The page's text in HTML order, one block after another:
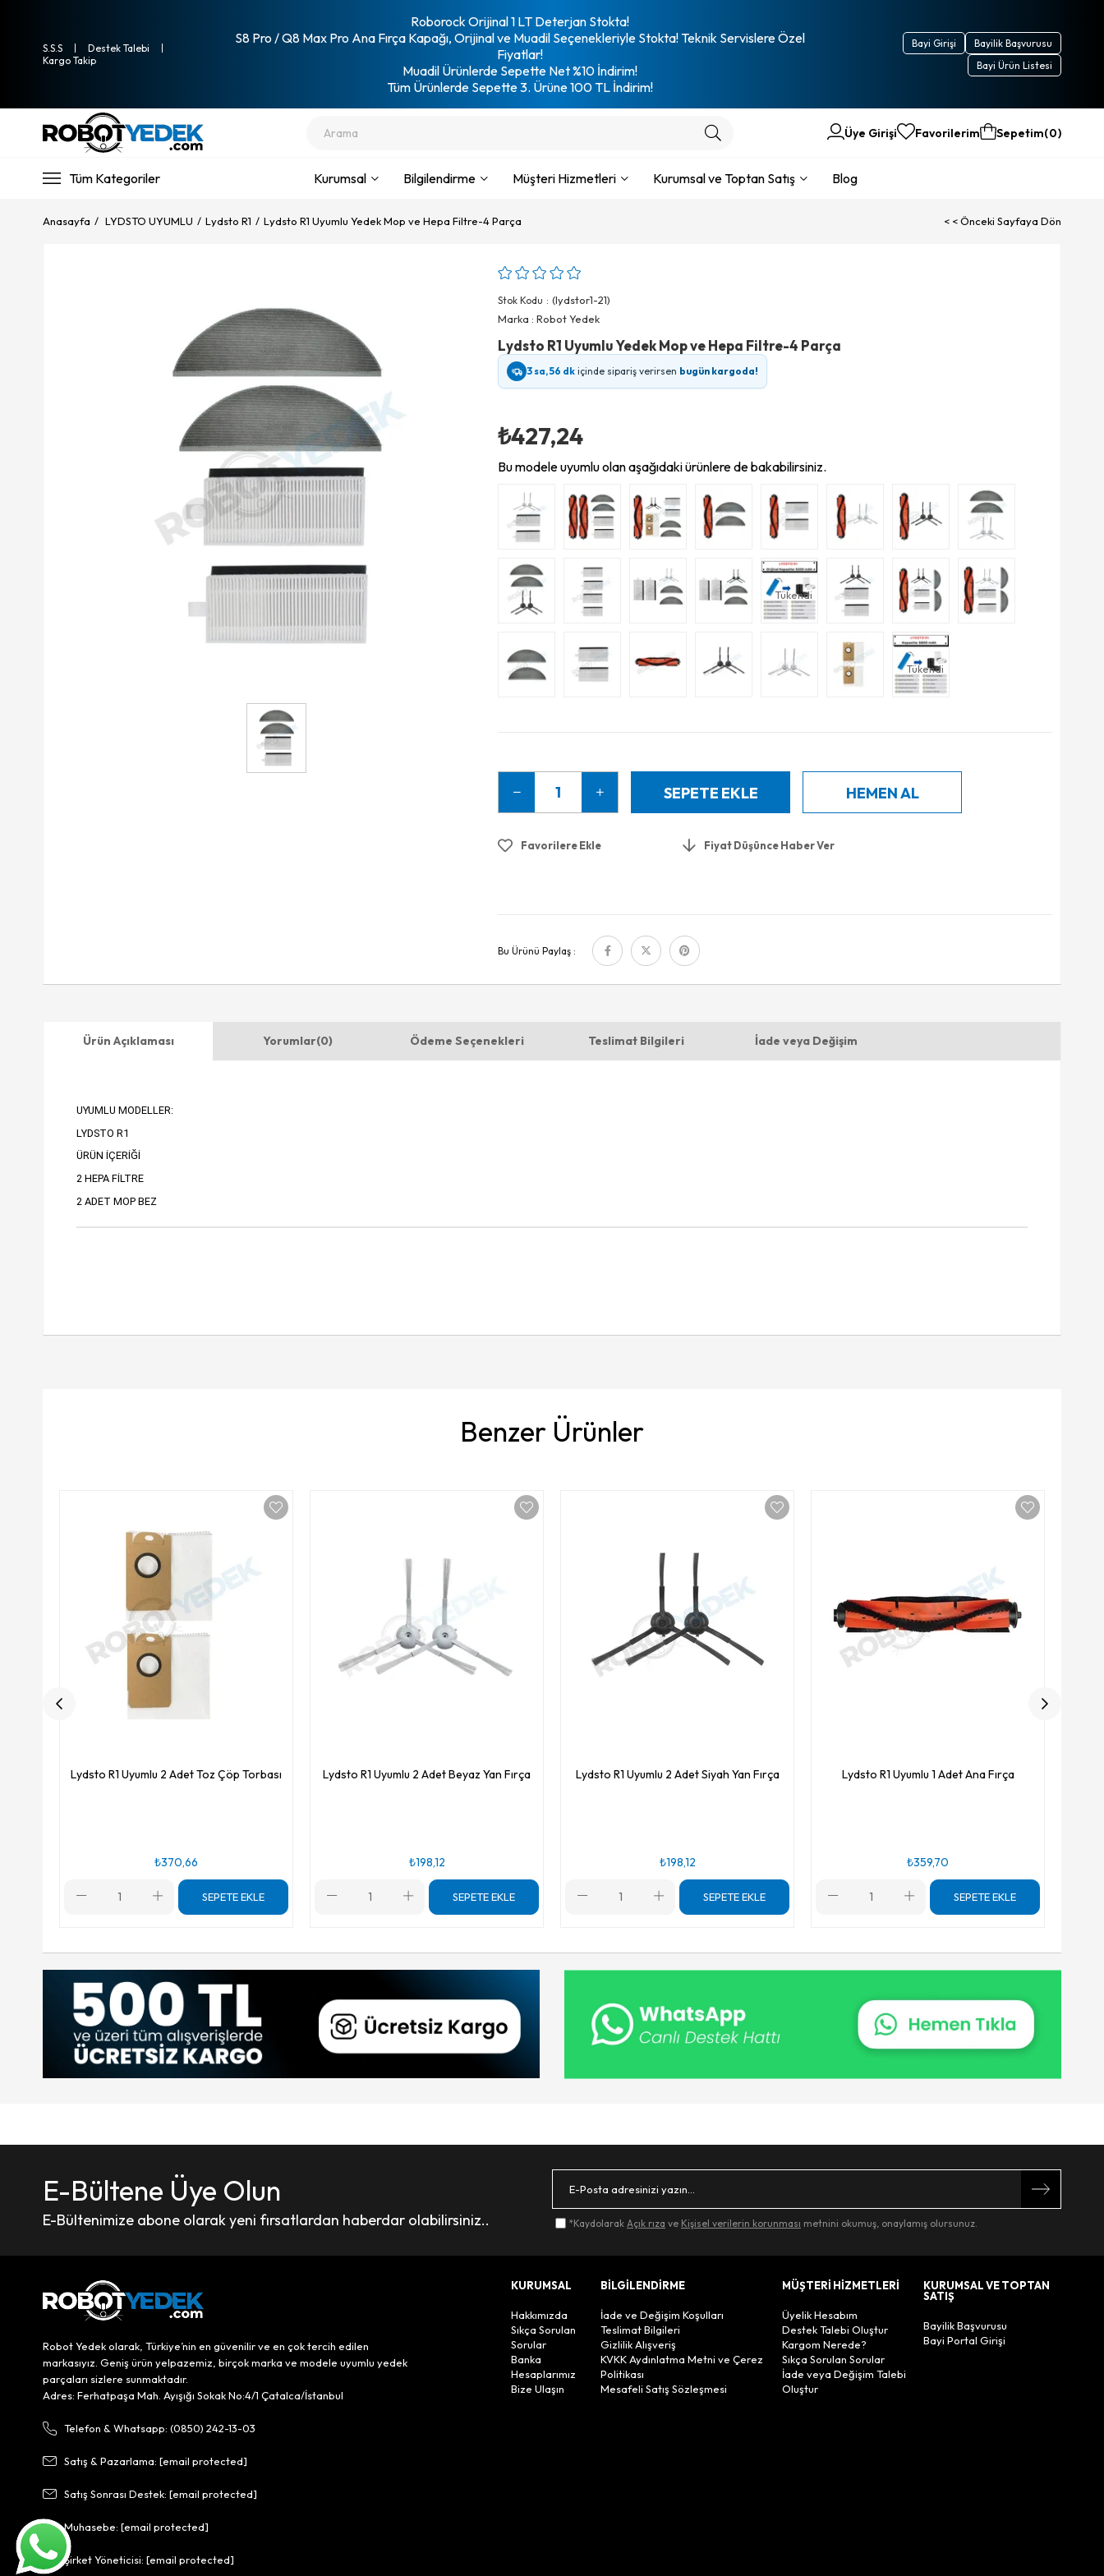
S.S.S
Destek Talebi
Kargo Takip
Roborock Orijinal 1 LT Deterjan Stokta!
S8 Pro / Q8 Max Pro Ana Fırça Kapağı, Orijinal ve Muadil Seçenekleriyle Stokta! Teknik Servislere Özel
Fiyatlar!
Muadil Ürünlerde Sepette Net %10 İndirim!
Tüm Ürünlerde Sepette 3. Ürüne 100 TL İndirim!
Bayilik Başvurusu
Bayi Girişi
Bayi Ürün Listesi
Üye Girişi Favorilerim Sepetim 0
Tüm Kategoriler Kurumsal Bilgilendirme Müşteri Hizmetleri Kurumsal ve Toptan Satış Blog
Anasayfa LYDSTO UYUMLU Lydsto R1 Lydsto R1 Uyumlu Yedek Mop ve Hepa Filtre-4 Parça < < Önceki Sayfaya Dön
Stok Kodu
(lydstor1-21)
Marka : Robot Yedek
Lydsto R1 Uyumlu Yedek Mop ve Hepa Filtre-4 Parça
3 sa, 56 dk içinde sipariş verirsen bugün kargoda!
₺427,24
Bu modele uyumlu olan aşağıdaki ürünlere de bakabilirsiniz.
Tükendi
Tükendi
Favorilere Ekle Fiyat Düşünce Haber Ver
Bu Ürünü Paylaş :
Ürün Açıklaması Yorumlar(0) Ödeme Seçenekleri Teslimat Bilgileri İade veya Değişim
UYUMLU MODELLER:
LYDSTO R1
ÜRÜN İÇERİĞİ
2 HEPA FİLTRE
2 ADET MOP BEZ
Benzer Ürünler
Lydsto R1 Uyumlu 2 Adet Toz Çöp Torbası
₺370,66
SEPETE EKLE
Lydsto R1 Uyumlu 2 Adet Beyaz Yan Fırça
₺198,12
SEPETE EKLE
Lydsto R1 Uyumlu 2 Adet Siyah Yan Fırça
₺198,12
SEPETE EKLE
Lydsto R1 Uyumlu 1 Adet Ana Fırça
₺359,70
SEPETE EKLE
E-Bültene Üye Olun
E-Bültenimize abone olarak yeni fırsatlardan haberdar olabilirsiniz.. *Kaydolarak Açık rıza ve Kişisel verilerin korunması metnini okumuş, onaylamış olursunuz.
Robot Yedek olarak, Türkiye’nin en güvenilir ve en çok tercih edilen
markasıyız. Geniş ürün yelpazemiz, birçok marka ve modele uyumlu yedek
parçaları sizlere sunmaktadır.
Adres: Ferhatpaşa Mah. Ayışığı Sokak No:4/1 Çatalca/İstanbul
Telefon & Whatsapp: (0850) 242-13-03
Satış & Pazarlama: [email protected]
Satış Sonrası Destek: [email protected]
Muhasebe: [email protected]
Şirket Yöneticisi: [email protected]
KURUMSAL
Hakkımızda
Sıkça Sorulan
Sorular
Banka
Hesaplarımız
Bize Ulaşın
BİLGİLENDİRME
İade ve Değişim Koşulları
Teslimat Bilgileri
Gizlilik Alışveriş
KVKK Aydınlatma Metni ve Çerez
Politikası
Mesafeli Satış Sözleşmesi
MÜŞTERİ HİZMETLERİ
Üyelik Hesabım
Destek Talebi Oluştur
Kargom Nerede?
Sıkça Sorulan Sorular
İade veya Değişim Talebi
Oluştur
KURUMSAL VE TOPTAN
SATIŞ
Bayilik Başvurusu
Bayi Portal Girişi